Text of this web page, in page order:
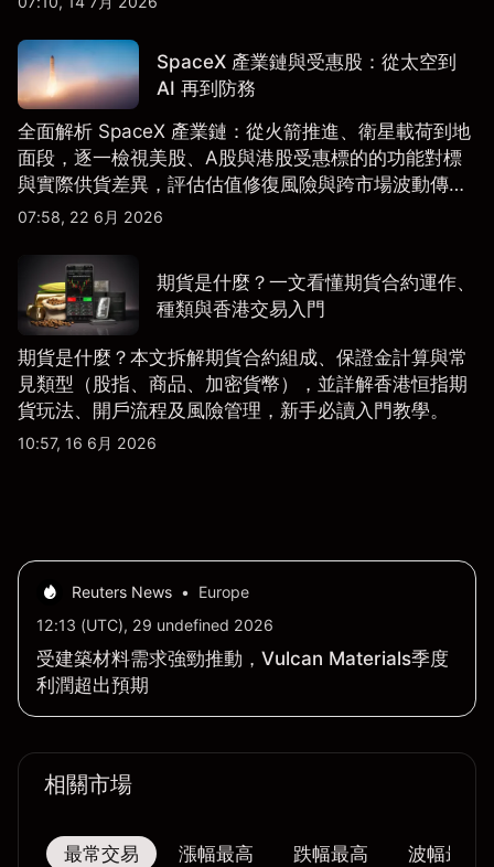
SpaceX 產業鏈與受惠股：從太空到
AI 再到防務
全面解析 SpaceX 產業鏈：從火箭推進、衛星載荷到地
面段，逐一檢視美股、A股與港股受惠標的的功能對標
與實際供貨差異，評估估值修復風險與跨市場波動傳
導。
07:58, 22 6月 2026
期貨是什麼？一文看懂期貨合約運作、
種類與香港交易入門
期貨是什麼？本文拆解期貨合約組成、保證金計算與常
見類型（股指、商品、加密貨幣），並詳解香港恒指期
貨玩法、開戶流程及風險管理，新手必讀入門教學。
10:57, 16 6月 2026
Reuters News •
Europe
12:13 (UTC), 29 undefined 2026
受建築材料需求強勁推動，Vulcan Materials季度
利潤超出預期
相關市場
最常交易 漲幅最高 跌幅最高 波幅最大